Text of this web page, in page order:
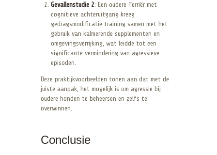
Gevallenstudie 2: Een oudere Terriër met
cognitieve achteruitgang kreeg
gedragsmodificatie training samen met het
gebruik van kalmerende supplementen en
omgevingsverrijking, wat leidde tot een
significante vermindering van agressieve
episoden.
Deze praktijkvoorbeelden tonen aan dat met de
juiste aanpak, het mogelijk is om agressie bij
oudere honden te beheersen en zelfs te
overwinnen.
Conclusie